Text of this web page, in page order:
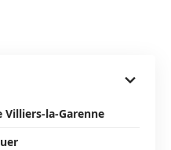
la-Garenne